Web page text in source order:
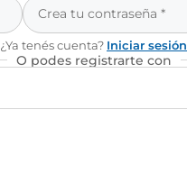
¿Ya tenés cuenta? Iniciar sesión
O podes registrarte con